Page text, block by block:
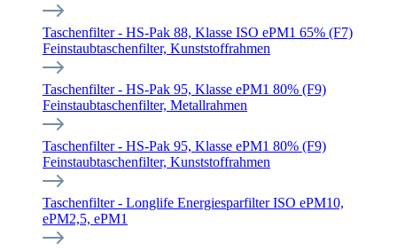
Taschenfilter - HS-Pak 88, Klasse ISO ePM1 65% (F7)
Feinstaubtaschenfilter, Kunststoffrahmen
Taschenfilter - HS-Pak 95, Klasse ePM1 80% (F9)
Feinstaubtaschenfilter, Metallrahmen
Taschenfilter - HS-Pak 95, Klasse ePM1 80% (F9)
Feinstaubtaschenfilter, Kunststoffrahmen
Taschenfilter - Longlife Energiesparfilter ISO ePM10,
ePM2,5, ePM1